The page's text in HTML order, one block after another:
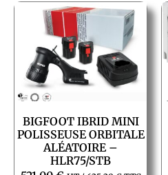
BIGFOOT IBRID MINI
POLISSEUSE ORBITALE
ALÉATOIRE –
HLR75/STB